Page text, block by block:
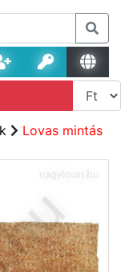
Lovas mintás